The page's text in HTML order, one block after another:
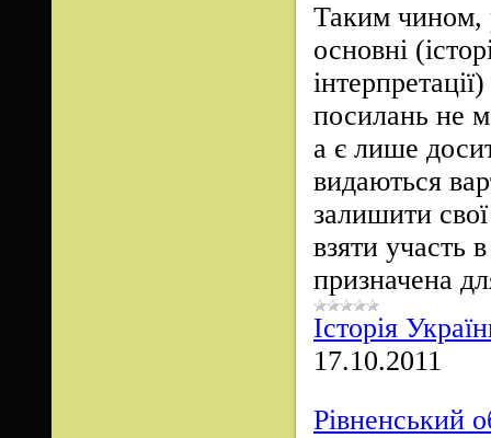
Таким чином,
основні
посилань не
а є лише
видаються
залишити
взяти участь
призначена
Історія
17.10.2011
Рівненський